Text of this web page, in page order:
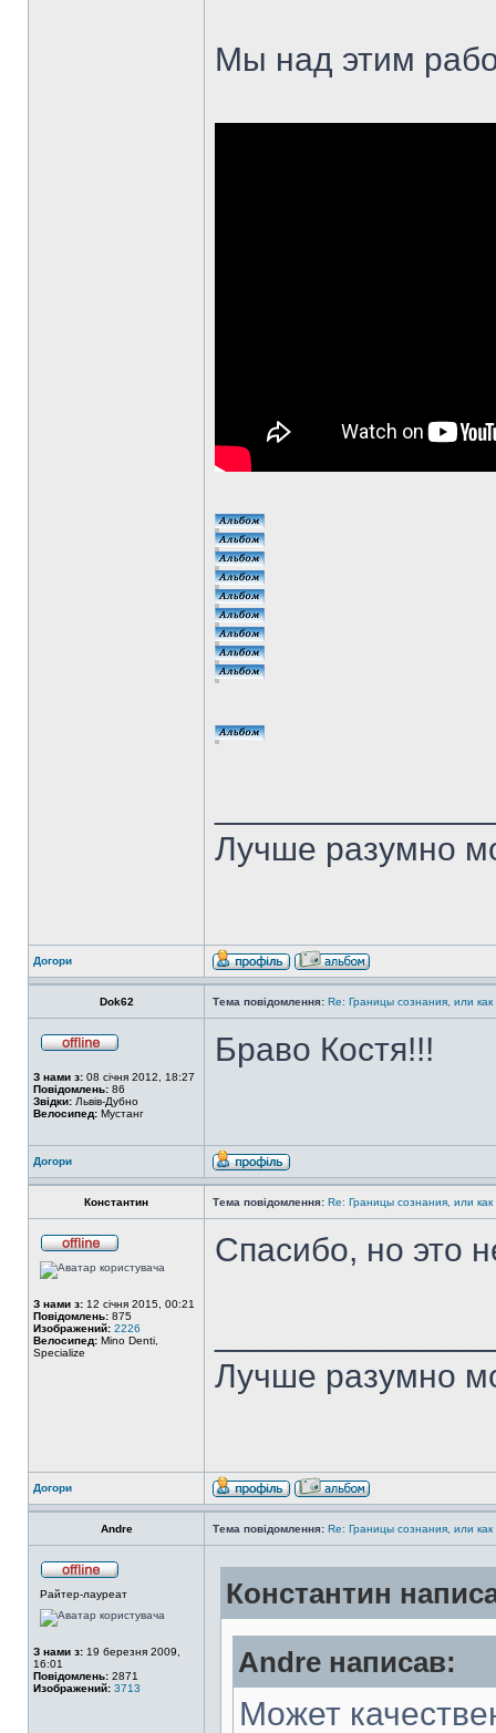
Мы над этим
Лучше разумно
Догори
Dok62 Тема повідомлення: Re: Границы сознания, или как
З нами з: 08 січня 2012, 18:27
Повідомлень: 86
Звідки: Львів-Дубно
Велосипед: Мустанг
Браво Костя!!!
Догори
Константин Тема повідомлення: Re: Границы сознания, или как
З нами з: 12 січня 2015, 00:21
Повідомлень: 875
Изображений: 2226
Велосипед: Mino Denti,
Specialize
Спасибо, но это
Лучше разумно
Догори
Andre Тема повідомлення: Re: Границы сознания, или как
Райтер-лауреат
З нами з: 19 березня 2009,
16:01
Повідомлень: 2871
Изображений: 3713
Константин
Andre написав:
Может